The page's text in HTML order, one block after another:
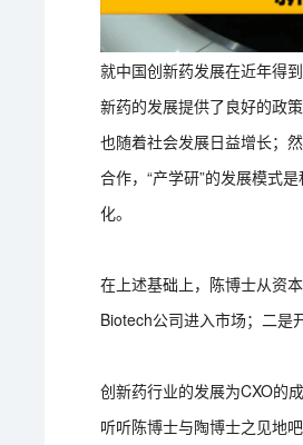
就中国创新药发展在近年得
新药的发展提供了良好的政
也随着社会发展日益增长；
合作，“产学研”的发展模式
化。
在上述基础上，陈博士从资
Biotech公司进入市场；二是
创新药行业的发展为CXO的
听听陈博士与陶博士之见地吧